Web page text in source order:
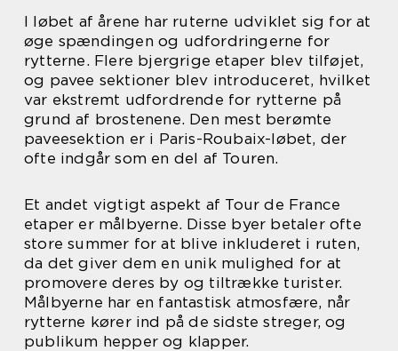
I løbet af årene har ruterne udviklet sig for at
øge spændingen og udfordringerne for
rytterne. Flere bjergrige etaper blev tilføjet,
og pavee sektioner blev introduceret, hvilket
var ekstremt udfordrende for rytterne på
grund af brostenene. Den mest berømte
paveesektion er i Paris-Roubaix-løbet, der
ofte indgår som en del af Touren.
Et andet vigtigt aspekt af Tour de France
etaper er målbyerne. Disse byer betaler ofte
store summer for at blive inkluderet i ruten,
da det giver dem en unik mulighed for at
promovere deres by og tiltrække turister.
Målbyerne har en fantastisk atmosfære, når
rytterne kører ind på de sidste streger, og
publikum hepper og klapper.